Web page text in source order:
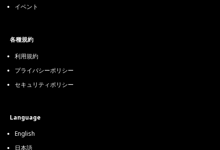
イベント
各種規約
利用規約
プライバシーポリシー
セキュリティポリシー
Language
English
日本語